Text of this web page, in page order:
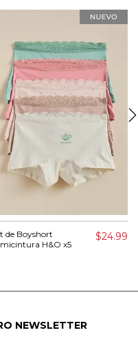
de Boyshort
H&O x5
$24.99
NEWSLETTER